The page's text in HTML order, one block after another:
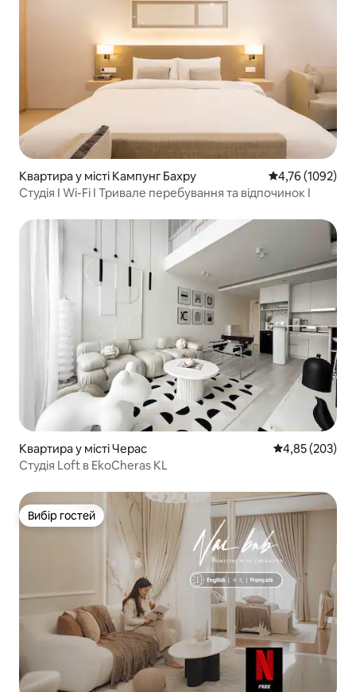
Квартира у місті Кампунг Бахру Середня
4,76 (1092)
Студія I Wi-Fi I Тривале перебування та відпочинок I
Квартира у місті Черас Середня
4,85 (203)
Студія Loft в EkoCheras KL
Вибір гостей
Вибір гостей